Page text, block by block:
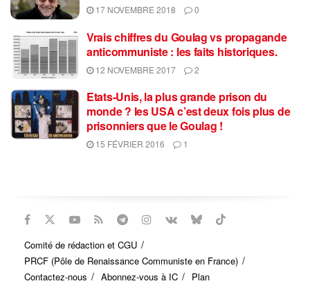
17 NOVEMBRE 2018 0
Vrais chiffres du Goulag vs propagande
anticommuniste : les faits historiques.
12 NOVEMBRE 2017 2
Etats-Unis, la plus grande prison du
monde ? les USA c’est deux fois plus de
prisonniers que le Goulag !
15 FÉVRIER 2016 1
Comité de rédaction et CGU
PRCF (Pôle de Renaissance Communiste en France)
Contactez-nous
Abonnez-vous à IC Plan